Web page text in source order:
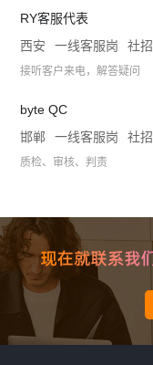
RY客服代表
西安
一线客服岗 社招
接听客户来电，解答疑问
byte QC
邯郸
一线客服岗 社招
质检、审核、判责